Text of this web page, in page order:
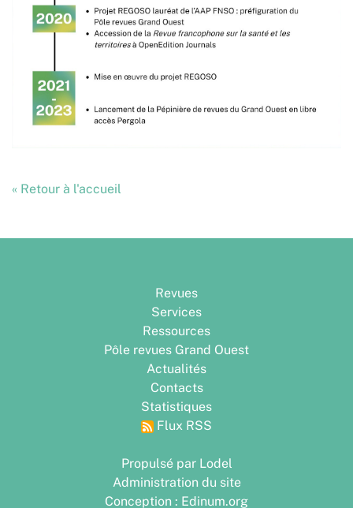
« Retour à l'accueil
Revues
Services
Ressources
Pôle revues Grand Ouest
Actualités
Contacts
Statistiques
Flux RSS
Propulsé par Lodel
Administration du site
Conception : Edinum.org